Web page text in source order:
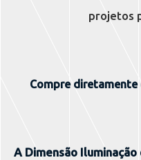
projetos
Compre
A Dimensão